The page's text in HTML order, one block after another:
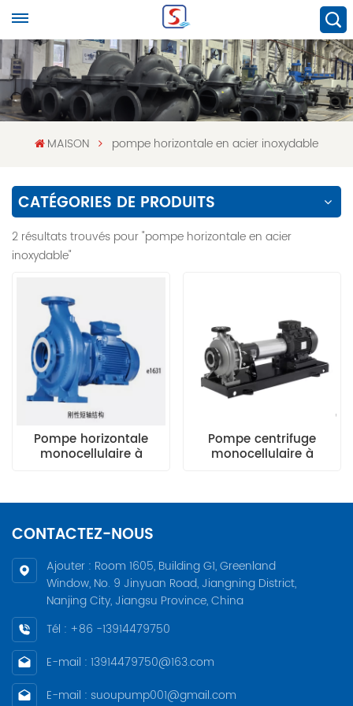
MAISON pompe horizontale en acier inoxydable
CATÉGORIES DE PRODUITS
2 résultats trouvés pour "pompe horizontale en acier
inoxydable"
Pompe horizontale
monocellulaire à
Pompe centrifuge
monocellulaire à
direct GRUNDFOS NKG
CONTACTEZ-NOUS
Ajouter : Room 1605, Building G1, Greenland
Window, No. 9 Jinyuan Road, Jiangning District,
Nanjing City, Jiangsu Province, China
Tél : +86 -13914479750
E-mail : 13914479750@163.com
E-mail : suoupump001@gmail.com